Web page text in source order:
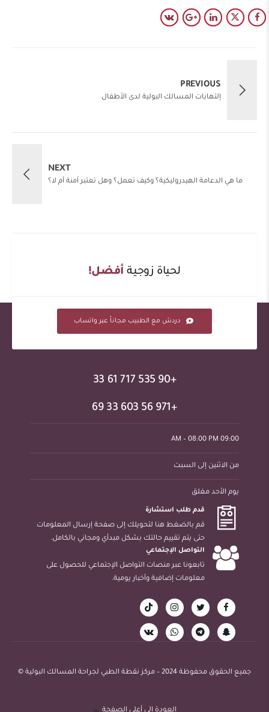
PREVIOUS
إلتهابات المسالك البولية لدى الأطفال
NEXT
ما هي الدعامة الهيدروليكية؟ وكيف تعمل؟ وهل تعتبر آمنة أم لا؟
لحياة زوجية أفضل!
دردش مع الطبيب مجاناً عبر واتساب
+90 535 717 61 33
+971 56 603 33 69
09:00 AM – 08:00 PM
من الاثنين إلى السبت
يوم الأحد مغلق
قدم طلب استشارة
قم بالضغط هنا لتحويلك إلى صفحة إرسال المعلومات
حتى يتم تقييم حالتك بشكل مبدأي ومجاني بالكامل.
التواصل الإجتماعي
تابعونا عبر منصات التواصل الإجتماعي للحصول على
معلومات إضافية وأخبار يومية.
جميع الحقوق محفوظة 2024 – مركز نقطة الطبي لجراحة المسالك البولية ©
العودة إلى أعلى الصفحة